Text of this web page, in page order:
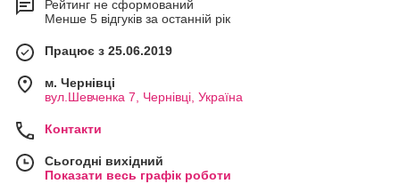
Рейтинг не сформований
Менше 5 відгуків за останній рік
Працює з 25.06.2019
м. Чернівці
вул.Шевченка 7, Чернівці, Україна
Контакти
Сьогодні вихідний
Показати весь графік роботи